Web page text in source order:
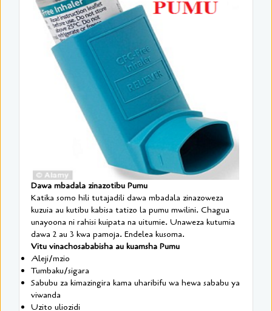
Dawa mbadala zinazotibu Pumu
Katika somo hili tutajadili dawa mbadala zinazoweza
kuzuia au kutibu kabisa tatizo la pumu mwilini. Chagua
unayoona ni rahisi kuipata na uitumie. Unaweza kutumia
dawa 2 au 3 kwa pamoja. Endelea kusoma.
Vitu vinachosababisha au kuamsha Pumu
Aleji/mzio
Tumbaku/sigara
Sabubu za kimazingira kama uharibifu wa hewa sababu ya
viwanda
Uzito uliozidi